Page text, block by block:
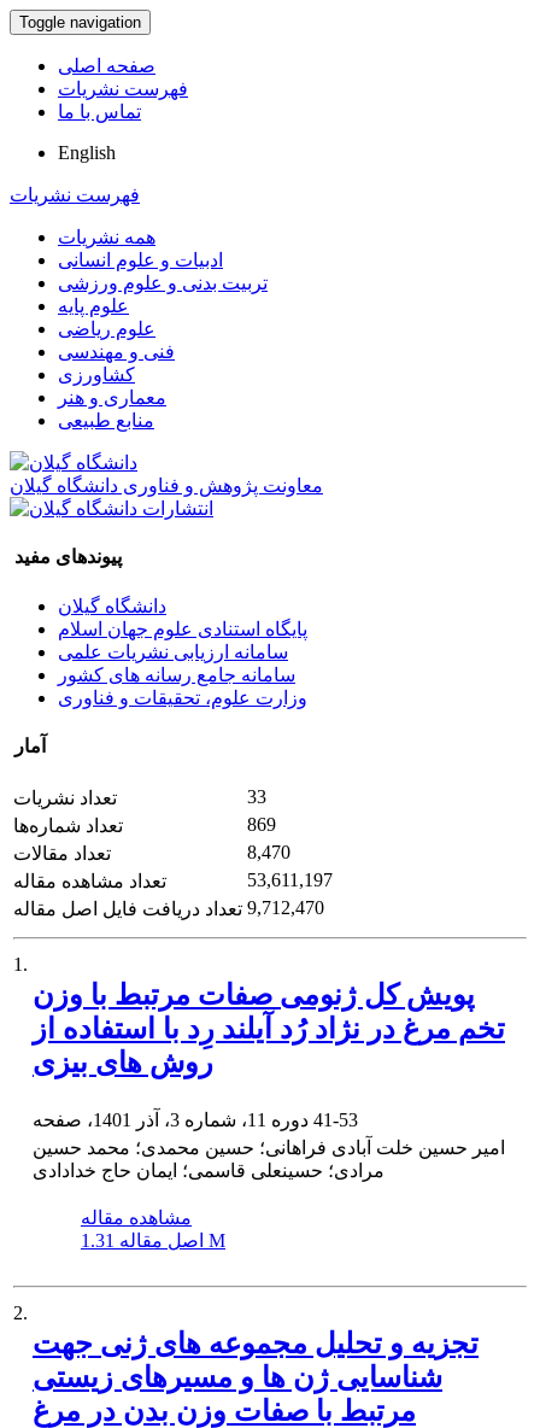
Toggle navigation
صفحه اصلی
فهرست نشریات
تماس با ما
English
فهرست نشریات
همه نشریات
ادبیات و علوم انسانی
تربیت بدنی و علوم ورزشی
علوم پایه
علوم ریاضی
فنی و مهندسی
کشاورزی
معماری و هنر
منابع طبیعی
معاونت پژوهش و فناوری دانشگاه گیلان
پیوندهای مفید
دانشگاه گیلان
پایگاه استنادی علوم جهان اسلام
سامانه ارزیابی نشریات علمی
سامانه جامع رسانه های کشور
وزارت علوم، تحقیقات و فناوری
آمار
تعداد نشریات
33
تعداد شماره‌ها
869
تعداد مقالات
8,470
تعداد مشاهده مقاله
53,611,197
تعداد دریافت فایل اصل مقاله 9,712,470
1.
پویش کل ژنومی صفات مرتبط با وزن
تخم مرغ در نژاد رُد آیلند رِد با استفاده از
روش های بیزی
41-53
امیر حسین خلت آبادی فراهانی؛ حسین محمدی؛ محمد حسین
مرادی؛ حسینعلی قاسمی؛ ایمان حاج خدادادی
مشاهده مقاله
اصل مقاله 1.31 M
2.
تجزیه و تحلیل مجموعه های ژنی جهت
شناسایی ژن ها و مسیرهای زیستی
مرتبط با صفات وزن بدن در مرغ